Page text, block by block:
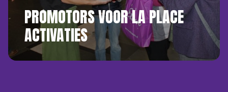
PROMOTORS VOOR LA PLACE
ACTIVATIES